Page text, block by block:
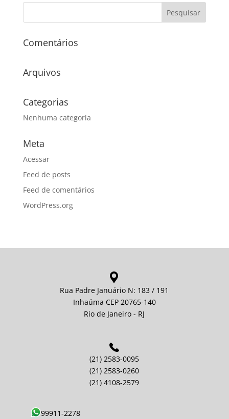
Comentários
Arquivos
Categorias
Nenhuma categoria
Meta
Acessar
Feed de posts
Feed de comentários
WordPress.org
Rua Padre Januário N: 183 / 191
Inhaúma CEP 20765-140
Rio de Janeiro - RJ
(21) 2583-0095
(21) 2583-0260
(21) 4108-2579
99911-2278